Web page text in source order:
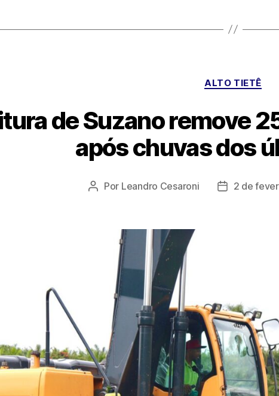
Categorias
ALTO TIETÊ
de Suzano remove
após chuvas dos
Autor
Por Leandro Cesaroni
Data2 de